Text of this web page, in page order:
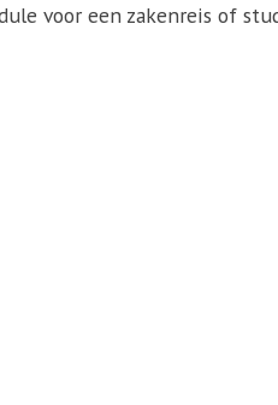
voor een zakenreis of